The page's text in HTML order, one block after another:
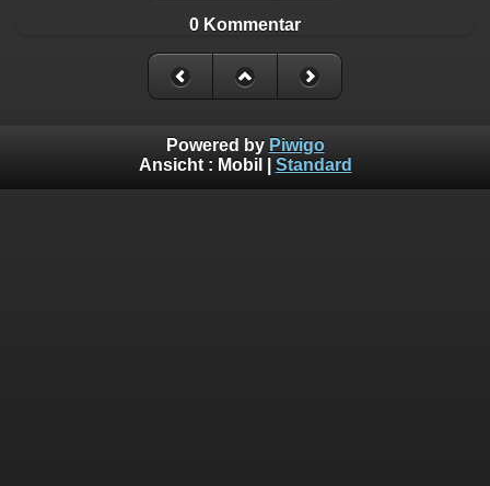
0 Kommentar
Powered by Piwigo
Ansicht : Mobil Standard